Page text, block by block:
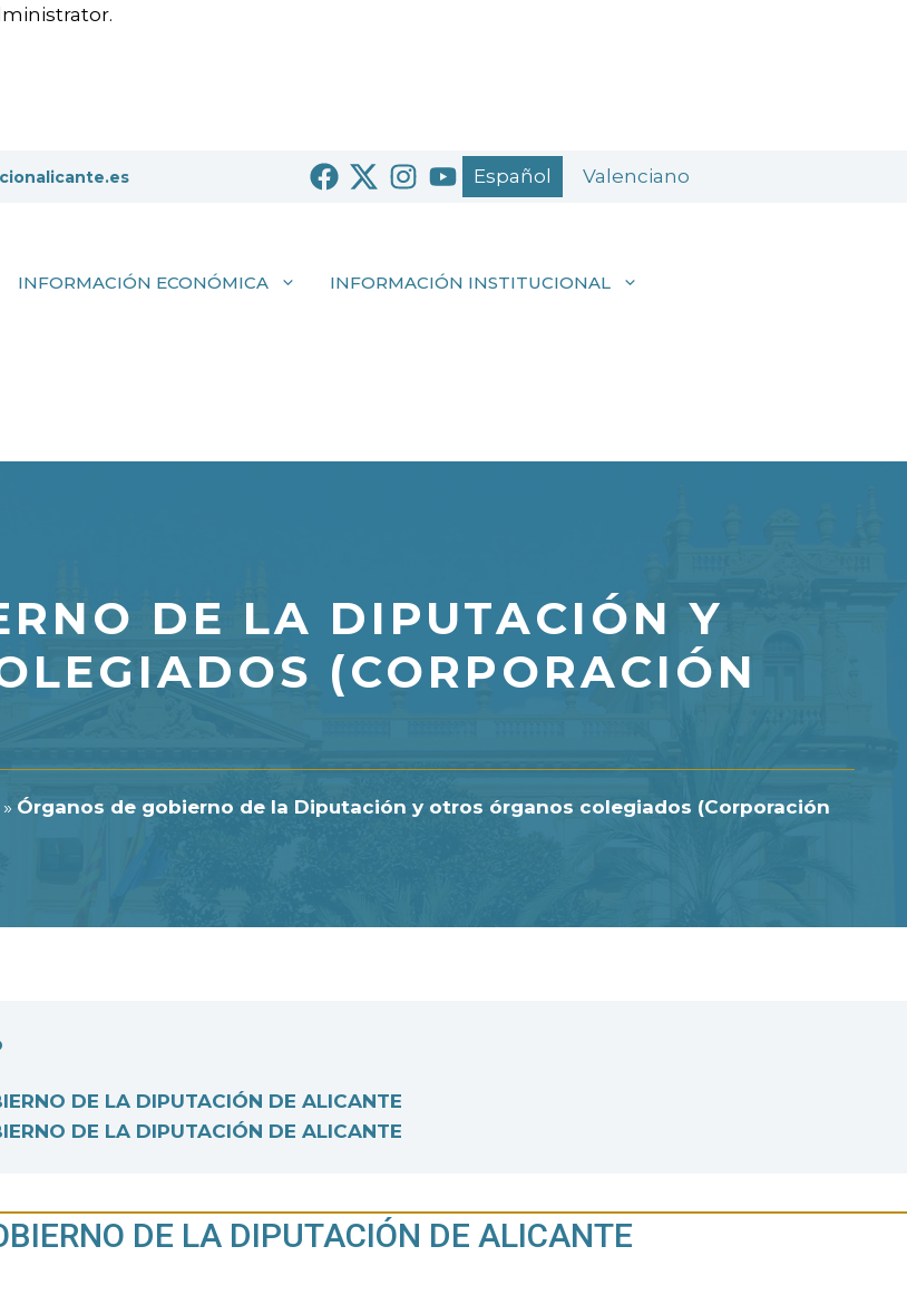
Español Valenciano
INFORMACIÓN ECONÓMICA INFORMACIÓN INSTITUCIONAL
DE LA DIPUTACIÓN Y
(CORPORACIÓN
» Órganos de gobierno de la Diputación y otros órganos colegiados (Corporación
DE LA DIPUTACIÓN DE ALICANTE
DE LA DIPUTACIÓN DE ALICANTE
DE LA DIPUTACIÓN DE ALICANTE